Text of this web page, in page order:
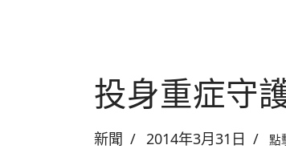
投身重症守
新聞 2014年3月31日 點